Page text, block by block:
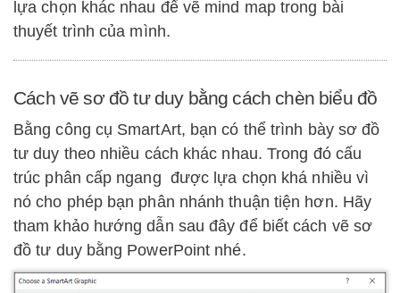
lựa chọn khác nhau để vẽ mind map trong bài
thuyết trình của mình.
Cách vẽ sơ đồ tư duy bằng cách chèn biểu đồ
Bằng công cụ SmartArt, bạn có thể trình bày sơ đồ
tư duy theo nhiều cách khác nhau. Trong đó cấu
trúc phân cấp ngang được lựa chọn khá nhiều vì
nó cho phép bạn phân nhánh thuận tiện hơn. Hãy
tham khảo hướng dẫn sau đây để biết cách vẽ sơ
đồ tư duy bằng PowerPoint nhé.